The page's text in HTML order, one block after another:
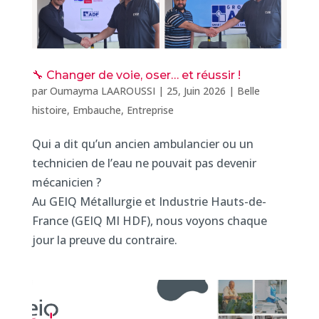
🔧 Changer de voie, oser… et réussir !
par Oumayma LAAROUSSI | 25, Juin 2026 | Belle
histoire, Embauche, Entreprise
Qui a dit qu’un ancien ambulancier ou un
technicien de l’eau ne pouvait pas devenir
mécanicien ?
Au GEIQ Métallurgie et Industrie Hauts-de-
France (GEIQ MI HDF), nous voyons chaque
jour la preuve du contraire.